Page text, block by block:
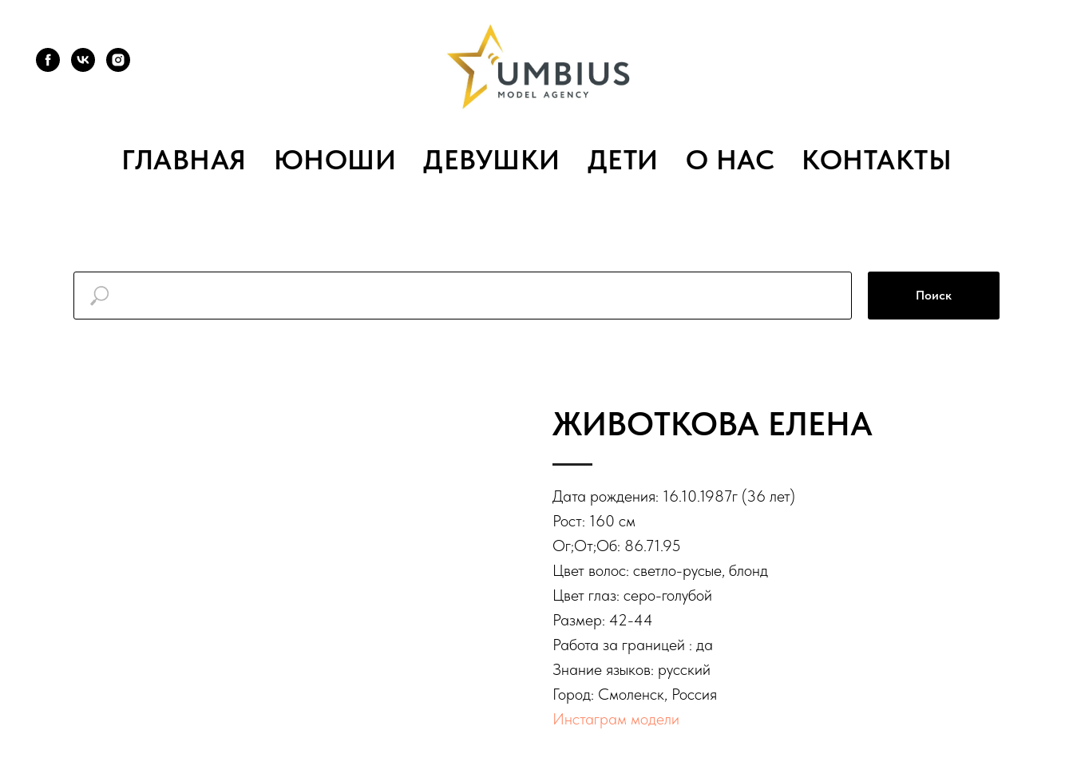
ГЛАВНАЯ ЮНОШИ ДЕВУШКИ ДЕТИ О НАС КОНТАКТЫ
Поиск
ЖИВОТКОВА ЕЛЕНА
Дата рождения: 16.10.1987г (36 лет)
Рост: 160 см
Ог;От;Об: 86.71.95
Цвет волос: светло-русые, блонд
Цвет глаз: серо-голубой
Размер: 42-44
Работа за границей : да
Знание языков: русский
Город: Смоленск, Россия
Инстаграм модели